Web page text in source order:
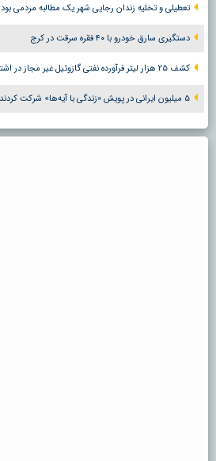
تعطیلی و تخلیه زندان رجایی شهر یک مطالبه مردمی بود
دستگیری سارق خودرو با ۴۰ فقره سرقت در کرج
کشف ۲۵ هزار لیتر فرآورده نفتی گازوئیل غیر مجاز در اشتهارد
۵ میلیون ایرانی در پویش «زندگی با آیه‌ها» شرکت کردند